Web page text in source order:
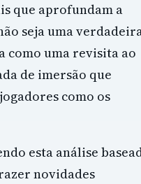
que aprofundam a
seja uma
como uma revisita ao
de imersão que
como os
esta análise
novidades